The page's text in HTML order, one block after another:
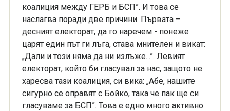
коалиция между ГЕРБ и БСП”. И това се
наслагва поради две причини. Първата –
десният електорат, да го наречем - понеже
царят един път ги лъга, става мнителен и викат:
„Дали и този няма да ни излъже...”. Левият
електорат, който би гласувал за нас, защото не
харесва тази коалиция, си вика: „Абе, нашите
сигурно се оправят с Бойко, така че пак ще си
гласуваме за БСП”. Това е едно много активно